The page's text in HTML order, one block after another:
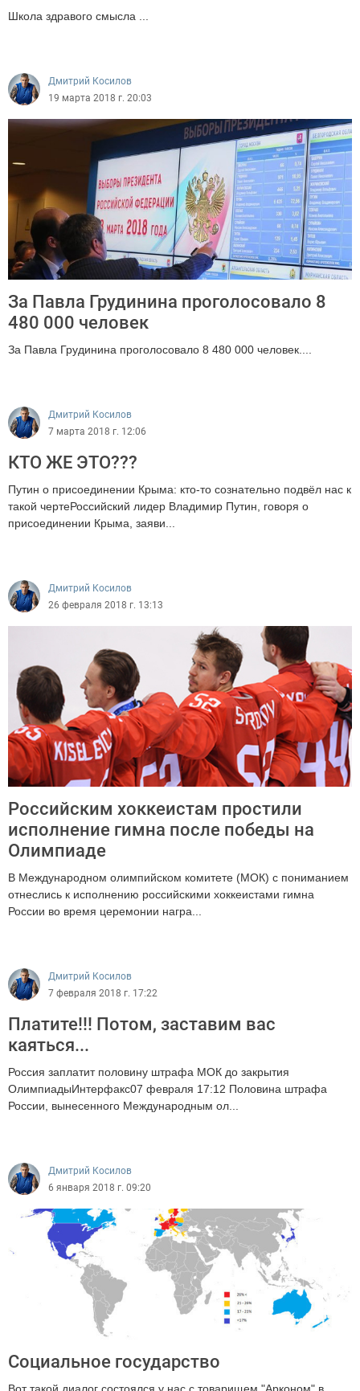
Школа здравого смысла ...
Дмитрий Косилов
19 марта 2018 г. 20:03
За Павла Грудинина проголосовало 8
480 000 человек
За Павла Грудинина проголосовало 8 480 000 человек....
Дмитрий Косилов
7 марта 2018 г. 12:06
КТО ЖЕ ЭТО???
Путин о присоединении Крыма: кто-то сознательно подвёл нас к
такой чертеРоссийский лидер Владимир Путин, говоря о
присоединении Крыма, заяви...
Дмитрий Косилов
26 февраля 2018 г. 13:13
Российским хоккеистам простили
исполнение гимна после победы на
Олимпиаде
В Международном олимпийском комитете (МОК) с пониманием
отнеслись к исполнению российскими хоккеистами гимна
России во время церемонии награ...
Дмитрий Косилов
7 февраля 2018 г. 17:22
Платите!!! Потом, заставим вас
каяться...
Россия заплатит половину штрафа МОК до закрытия
ОлимпиадыИнтерфакс07 февраля 17:12 Половина штрафа
России, вынесенного Международным ол...
Дмитрий Косилов
6 января 2018 г. 09:20
Социальное государство
Вот такой диалог состоялся у нас с товарищем "Арконом" в